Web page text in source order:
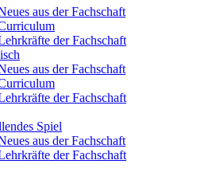
aus der Fachschaft
der Fachschaft
aus der Fachschaft
der Fachschaft
Spiel
aus der Fachschaft
der Fachschaft